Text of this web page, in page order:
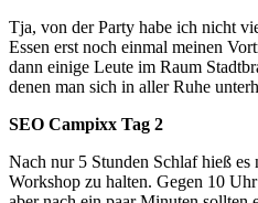
Tja, von der Party habe ich nicht
Essen erst noch einmal meinen
dann einige Leute im Raum
denen man sich in aller Ruhe
SEO Campixx Tag 2
Nach nur 5 Stunden Schlaf hieß es
Workshop zu halten. Gegen 10